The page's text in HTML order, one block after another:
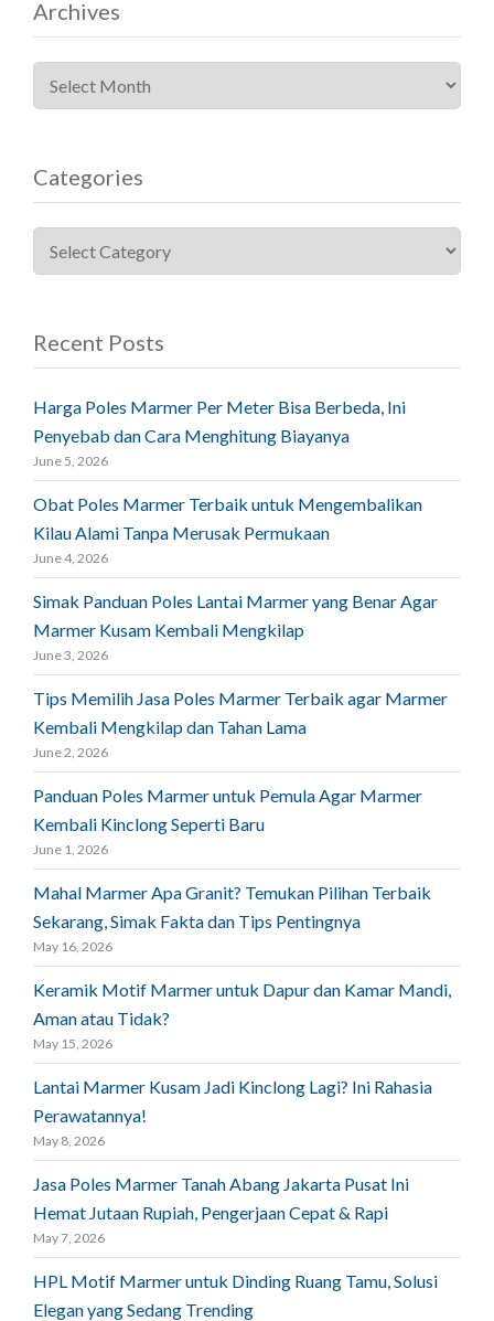
Archives
Categories
Recent Posts
Harga Poles Marmer Per Meter Bisa Berbeda, Ini
Penyebab dan Cara Menghitung Biayanya
June 5, 2026
Obat Poles Marmer Terbaik untuk Mengembalikan
Kilau Alami Tanpa Merusak Permukaan
June 4, 2026
Simak Panduan Poles Lantai Marmer yang Benar Agar
Marmer Kusam Kembali Mengkilap
June 3, 2026
Tips Memilih Jasa Poles Marmer Terbaik agar Marmer
Kembali Mengkilap dan Tahan Lama
June 2, 2026
Panduan Poles Marmer untuk Pemula Agar Marmer
Kembali Kinclong Seperti Baru
June 1, 2026
Mahal Marmer Apa Granit? Temukan Pilihan Terbaik
Sekarang, Simak Fakta dan Tips Pentingnya
May 16, 2026
Keramik Motif Marmer untuk Dapur dan Kamar Mandi,
Aman atau Tidak?
May 15, 2026
Lantai Marmer Kusam Jadi Kinclong Lagi? Ini Rahasia
Perawatannya!
May 8, 2026
Jasa Poles Marmer Tanah Abang Jakarta Pusat Ini
Hemat Jutaan Rupiah, Pengerjaan Cepat & Rapi
May 7, 2026
HPL Motif Marmer untuk Dinding Ruang Tamu, Solusi
Elegan yang Sedang Trending